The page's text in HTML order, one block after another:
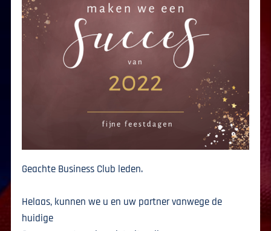
Geachte Business Club leden.
Helaas, kunnen we u en uw partner vanwege de
huidige